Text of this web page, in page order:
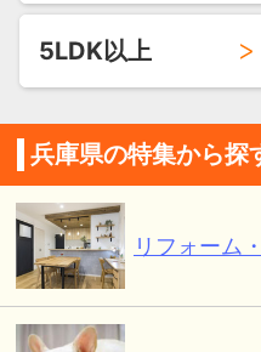
5LDK以上
兵庫県の特集から探
リフォーム